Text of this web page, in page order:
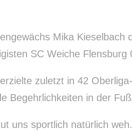
Mika Kieselbach
SC Weiche Flensburg
zuletzt in 42
Begehrlichkeiten in der
uns sportlich natürlich